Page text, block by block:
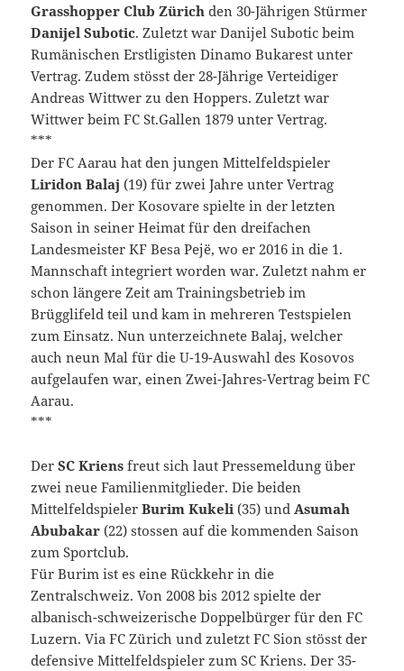
Grasshopper Club Zürich den 30-Jährigen Stürmer
Danijel Subotic. Zuletzt war Danijel Subotic beim
Rumänischen Erstligisten Dinamo Bukarest unter
Vertrag. Zudem stösst der 28-Jährige Verteidiger
Andreas Wittwer zu den Hoppers. Zuletzt war
Wittwer beim FC St.Gallen 1879 unter Vertrag.
***
Der FC Aarau hat den jungen Mittelfeldspieler
Liridon Balaj (19) für zwei Jahre unter Vertrag
genommen. Der Kosovare spielte in der letzten
Saison in seiner Heimat für den dreifachen
Landesmeister KF Besa Pejë, wo er 2016 in die 1.
Mannschaft integriert worden war. Zuletzt nahm er
schon längere Zeit am Trainingsbetrieb im
Brügglifeld teil und kam in mehreren Testspielen
zum Einsatz. Nun unterzeichnete Balaj, welcher
auch neun Mal für die U-19-Auswahl des Kosovos
aufgelaufen war, einen Zwei-Jahres-Vertrag beim FC
Aarau.
***
DerSC Kriens freut sich laut Pressemeldung über
zwei neue Familienmitglieder. Die beiden
MittelfeldspielerBurim Kukeli (35) und Asumah
Abubakar (22) stossen auf die kommenden Saison
zum Sportclub.
Für Burim ist es eine Rückkehr in die
Zentralschweiz. Von 2008 bis 2012 spielte der
albanisch-schweizerische Doppelbürger für den FC
Luzern. Via FC Zürich und zuletzt FC Sion stösst der
defensive Mittelfeldspieler zum SC Kriens. Der 35-